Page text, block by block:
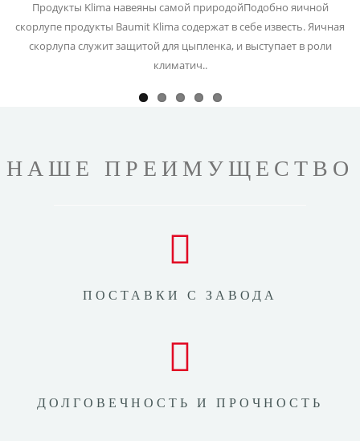
Продукты Klima навеяны самой природойПодобно яичной
скорлупе продукты Baumit Klima содержат в себе известь. Яичная
скорлупа служит защитой для цыпленка, и выступает в роли
климатич..
НАШЕ ПРЕИМУЩЕСТВО
ПОСТАВКИ С ЗАВОДА
ДОЛГОВЕЧНОСТЬ И ПРОЧНОСТЬ